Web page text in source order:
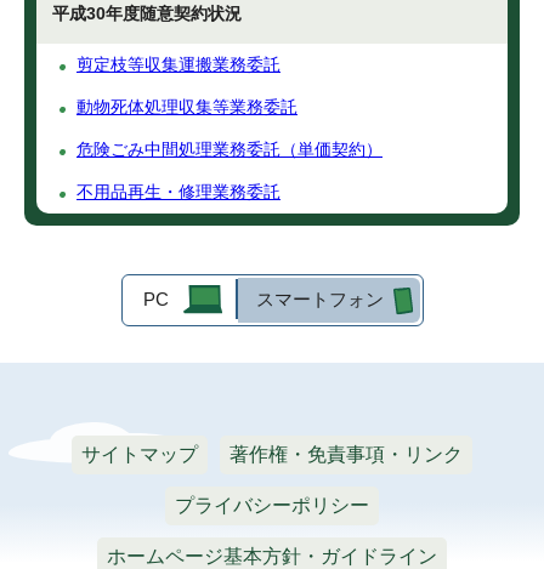
平成30年度随意契約状況
剪定枝等収集運搬業務委託
動物死体処理収集等業務委託
危険ごみ中間処理業務委託（単価契約）
不用品再生・修理業務委託
PC スマートフォン
サイトマップ 著作権・免責事項・リンク
プライバシーポリシー
ホームページ基本方針・ガイドライン